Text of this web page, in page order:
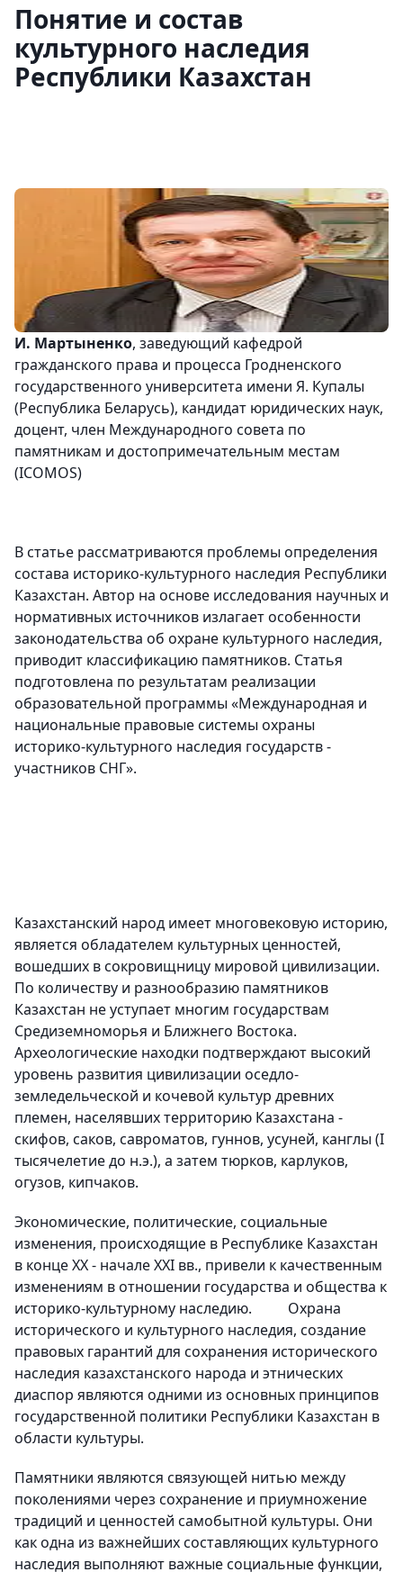
Понятие и состав
культурного наследия
Республики Казахстан
И. Мартыненко, заведующий кафедрой
гражданского права и процесса Гродненского
государственного университета имени Я. Купалы
(Республика Беларусь), кандидат юридических наук,
доцент, член Международного совета по
памятникам и достопримечательным местам
(ICOMOS)
В статье рассматриваются проблемы определения
состава историко-культурного наследия Республики
Казахстан. Автор на основе исследования научных и
нормативных источников излагает особенности
законодательства об охране культурного наследия,
приводит классификацию памятников. Статья
подготовлена по результатам реализации
образовательной программы «Международная и
национальные правовые системы охраны
историко-культурного наследия государств -
участников СНГ».
Казахстанский народ имеет многовековую историю,
является обладателем культурных ценностей,
вошедших в сокровищницу мировой цивилизации.
По количеству и разнообразию памятников
Казахстан не уступает многим государствам
Средиземноморья и Ближнего Востока.
Археологические находки подтверждают высокий
уровень развития цивилизации оседло-
земледельческой и кочевой культур древних
племен, населявших территорию Казахстана -
скифов, саков, савроматов, гуннов, усуней, канглы (I
тысячелетие до н.э.), а затем тюрков, карлуков,
огузов, кипчаков.
Экономические, политические, социальные
изменения, происходящие в Республике Казахстан
в конце XX - начале XXI вв., привели к качественным
изменениям в отношении государства и общества к
историко-культурному наследию. Охрана
исторического и культурного наследия, создание
правовых гарантий для сохранения исторического
наследия казахстанского народа и этнических
диаспор являются одними из основных принципов
государственной политики Республики Казахстан в
области культуры.
Памятники являются связующей нитью между
поколениями через сохранение и приумножение
традиций и ценностей самобытной культуры. Они
как одна из важнейших составляющих культурного
наследия выполняют важные социальные функции,